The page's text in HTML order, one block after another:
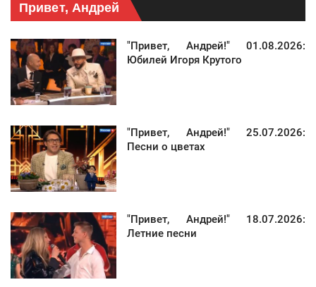
Привет, Андрей
"Привет, Андрей!" 01.08.2026:
Юбилей Игоря Крутого
"Привет, Андрей!" 25.07.2026:
Песни о цветах
"Привет, Андрей!" 18.07.2026:
Летние песни